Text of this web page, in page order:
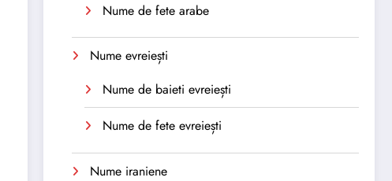
Nume de fete arabe
Nume evreiești
Nume de baieti evreiești
Nume de fete evreiești
Nume iraniene